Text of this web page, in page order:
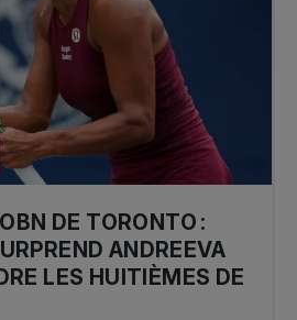
DE TORONTO :
ANDREEVA
LES HUITIÈMES DE